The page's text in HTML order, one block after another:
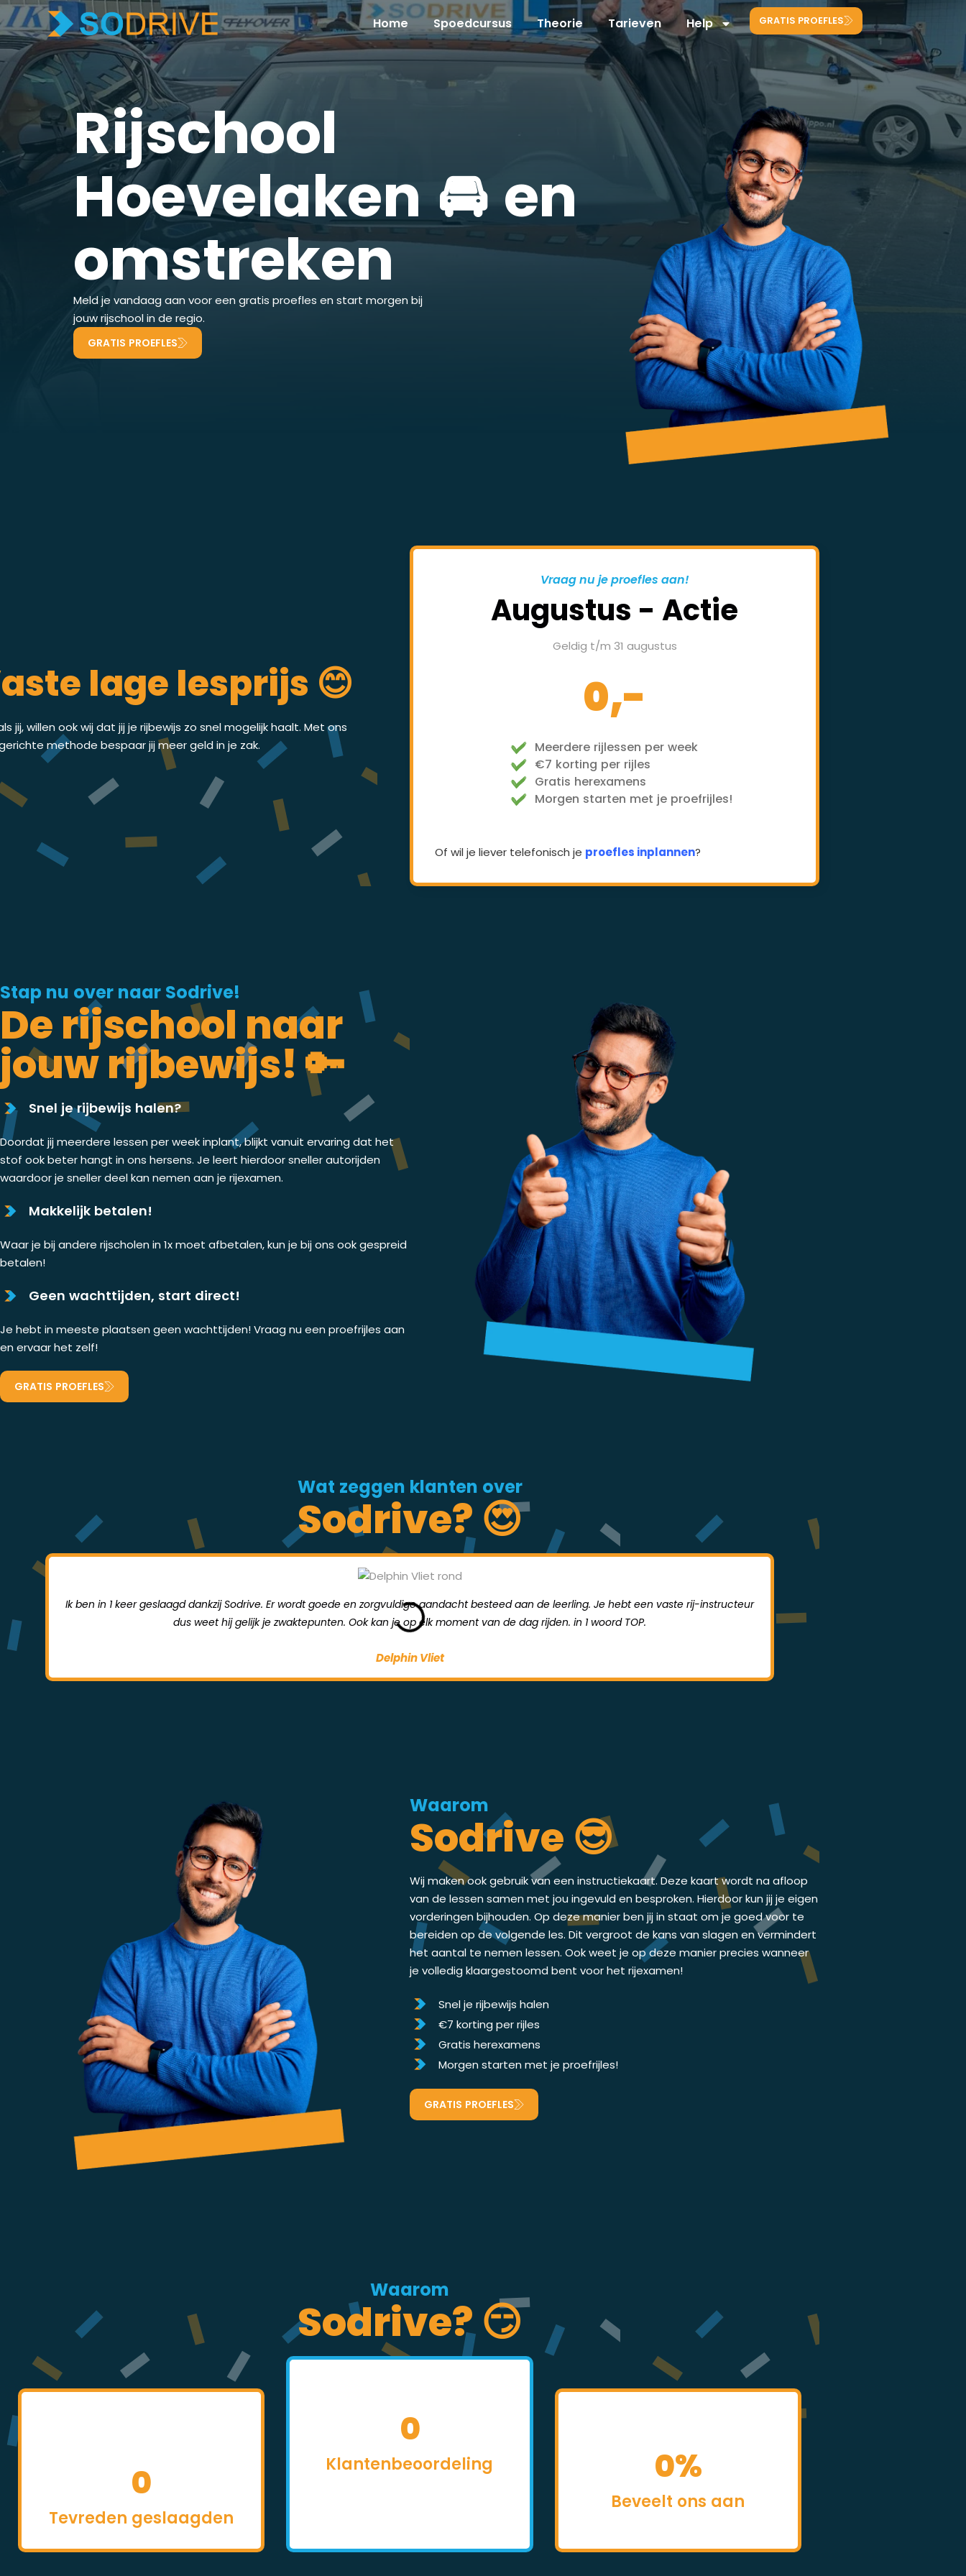
Home Spoedcursus Theorie Tarieven Help GRATIS PROEFLES
Rijschool
Hoevelaken 🚘 en
omstreken
Meld je vandaag aan voor een gratis proefles en start morgen bij
jouw rijschool in de regio.
GRATIS PROEFLES
lage lesprijs 😊
jij, willen ook wij dat jij je rijbewijs zo snel mogelijk haalt. Met ons
methode bespaar jij meer geld in je zak.
Vraag nu je proefles aan!
Augustus - Actie
Geldig t/m 31 augustus
0,-
Meerdere rijlessen per week
€7 korting per rijles
Gratis herexamens
Morgen starten met je proefrijles!
Of wil je liever telefonisch je proefles inplannen?
Stap nu over naar Sodrive!
De rijschool naar
jouw rijbewijs! 🔑
Snel je rijbewijs halen?
Doordat jij meerdere lessen per week inplant, blijkt vanuit ervaring dat het
stof ook beter hangt in ons hersens. Je leert hierdoor sneller autorijden
waardoor je sneller deel kan nemen aan je rijexamen.
Makkelijk betalen!
Waar je bij andere rijscholen in 1x moet afbetalen, kun je bij ons ook gespreid
betalen!
Geen wachttijden, start direct!
Je hebt in meeste plaatsen geen wachttijden! Vraag nu een proefrijles aan
en ervaar het zelf!
GRATIS PROEFLES
Wat zeggen klanten over
Sodrive? 😍
Ik ben in 1 keer geslaagd dankzij Sodrive. Er wordt goede en zorgvuldige aandacht besteed aan de leerling. Je hebt een vaste rij-instructeur
dus weet hij gelijk je zwaktepunten. Ook kan je op elk moment van de dag rijden. in 1 woord TOP.
Delphin Vliet
Waarom
Sodrive 😎
Wij maken ook gebruik van een instructiekaart. Deze kaart wordt na afloop
van de lessen samen met jou ingevuld en besproken. Hierdoor kun jij je eigen
vorderingen bijhouden. Op deze manier ben jij in staat om je goed voor te
bereiden op de volgende les. Dit vergroot de kans van slagen en vermindert
het aantal te nemen lessen. Ook weet je op deze manier precies wanneer
je volledig klaargestoomd bent voor het rijexamen!
Snel je rijbewijs halen
€7 korting per rijles
Gratis herexamens
Morgen starten met je proefrijles!
GRATIS PROEFLES
Waarom
Sodrive? 😏
Tevreden geslaagden
0 Klantenbeoordeling
0
Beveelt ons aan
0%